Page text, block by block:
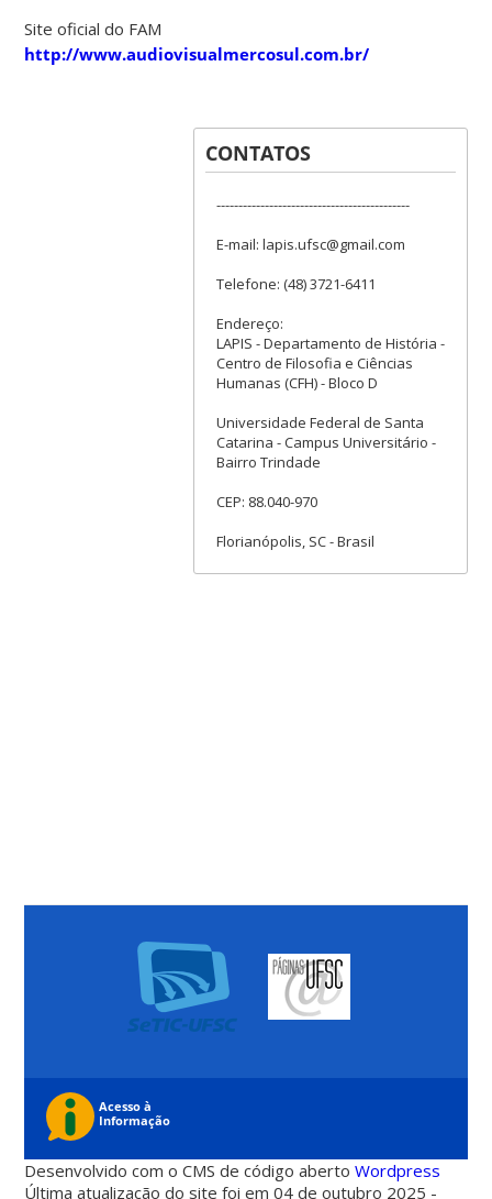
Site oficial do FAM
http://www.audiovisualmercosul.com.br/
CONTATOS
--------------------------------------------
E-mail: lapis.ufsc@gmail.com
Telefone: (48) 3721-6411
Endereço:
LAPIS - Departamento de História -
Centro de Filosofia e Ciências
Humanas (CFH) - Bloco D
Universidade Federal de Santa
Catarina - Campus Universitário -
Bairro Trindade
CEP: 88.040-970
Florianópolis, SC - Brasil
Desenvolvido com o CMS de código abertoWordpress
Última atualização do site foi em 04 de outubro 2025 -